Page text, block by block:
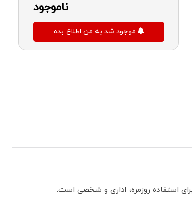
ناموجود
استفاده روزمره، اداری و شخصی است.